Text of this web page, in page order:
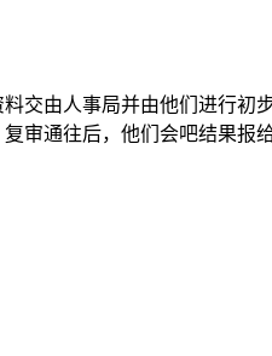
交由人事局并由他们进行初
审通往后，他们会吧结果报